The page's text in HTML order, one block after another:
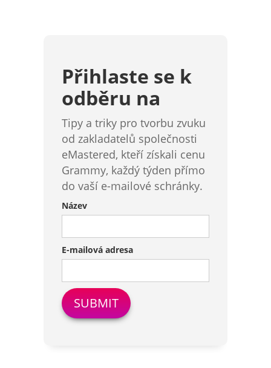
Přihlaste se k
odběru na
Tipy a triky pro tvorbu zvuku
od zakladatelů společnosti
eMastered, kteří získali cenu
Grammy, každý týden přímo
do vaší e-mailové schránky.
Název
E-mailová adresa